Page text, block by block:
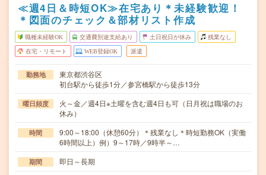
≪週4日＆時短OK≫在宅あり＊未経験歓迎！
＊図面のチェック＆部材リスト作成
職種未経験OK 交通費別途支給あり 土日祝日が休み 残業なし
在宅・リモート WEB登録OK 派遣
勤務地
東京都渋谷区
初台駅から徒歩1分／参宮橋駅から徒歩13分
曜日頻度
火～金／週4日※土曜を含む週4日も可（日月祝は職場のお
休み）
時間
9:00～18:00（休憩60分）＊残業なし＊時短勤務OK（実働
6時間以上）例）9～17時／9時半～…
期間 即日～長期